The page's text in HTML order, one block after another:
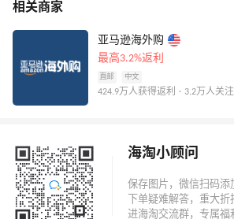
相关商家
亚马逊海外购
最高3.2%返利
直邮 中文
424.9万人获得返利 · 3.2万人关注
海淘小顾问